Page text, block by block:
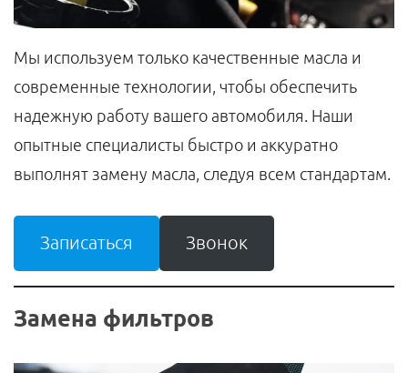
Мы используем только качественные масла и
современные технологии, чтобы обеспечить
надежную работу вашего автомобиля. Наши
опытные специалисты быстро и аккуратно
выполнят замену масла, следуя всем стандартам.
Записаться Звонок
Замена фильтров